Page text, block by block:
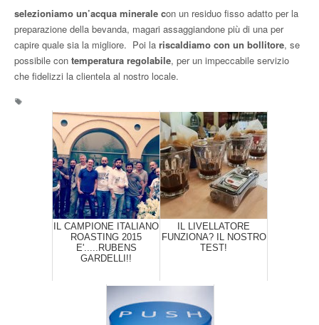
selezioniamo un’acqua minerale con un residuo fisso adatto per la
preparazione della bevanda, magari assaggiandone più di una per
capire quale sia la migliore. Poi la riscaldiamo con un bollitore, se
possibile con temperatura regolabile, per un impeccabile servizio
che fidelizzi la clientela al nostro locale.
IL CAMPIONE ITALIANO
ROASTING 2015
E'.....RUBENS
GARDELLI!!
IL LIVELLATORE
FUNZIONA? IL NOSTRO
TEST!